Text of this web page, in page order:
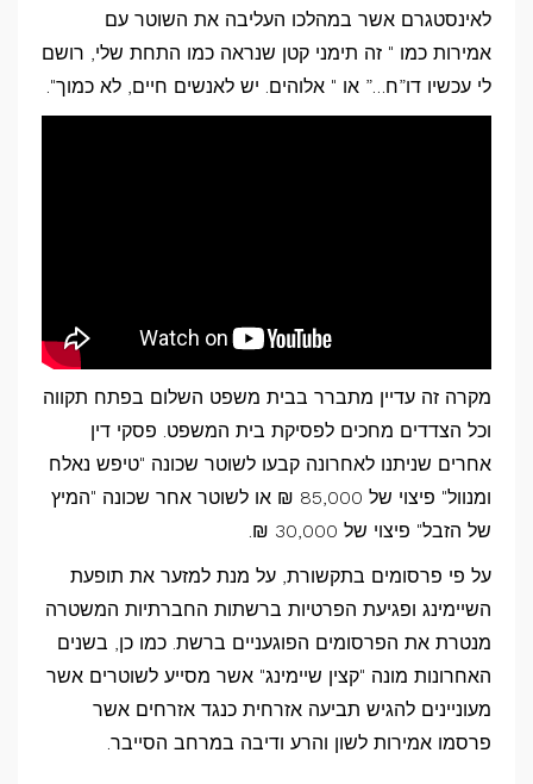
לאינסטגרם אשר במהלכו העליבה את השוטר עם
אמירות כמו " זה תימני קטן שנראה כמו התחת שלי, רושם
לי עכשיו דו”ח…” או " אלוהים. יש לאנשים חיים, לא כמוך".
מקרה זה עדיין מתברר בבית משפט השלום בפתח תקווה
וכל הצדדים מחכים לפסיקת בית המשפט. פסקי דין
אחרים שניתנו לאחרונה קבעו לשוטר שכונה "טיפש נאלח
ומנוול" פיצוי של 85,000 ₪ או לשוטר אחר שכונה "המיץ
של הזבל" פיצוי של 30,000 ₪.
על פי פרסומים בתקשורת, על מנת למזער את תופעת
השיימינג ופגיעת הפרטיות ברשתות החברתיות המשטרה
מנטרת את הפרסומים הפוגעניים ברשת. כמו כן, בשנים
האחרונות מונה "קצין שיימינג" אשר מסייע לשוטרים אשר
מעוניינים להגיש תביעה אזרחית כנגד אזרחים אשר
פרסמו אמירות לשון והרע ודיבה במרחב הסייבר.